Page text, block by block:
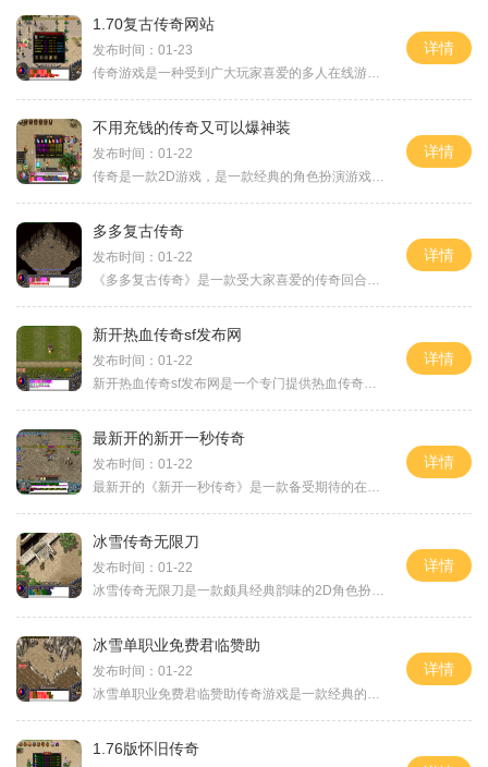
1.70复古传奇网站
发布时间：01-23
传奇游戏是一种受到广大玩家喜爱的多人在线游戏，可以体验到刺激的战斗、丰富的职业选择和充满挑战的副本任务。而70复古传奇网站作为传奇游戏中的一款经典版本，更加深受广大玩
详情
不用充钱的传奇又可以爆神装
发布时间：01-22
传奇是一款2D游戏，是一款经典的角色扮演游戏。作为一款经典的2D游戏，传奇以其独特的画面风格和刺激的玩法吸引了无数玩家。在这个游戏中，玩家可以体验到万人在线的激情对战和
详情
多多复古传奇
发布时间：01-22
《多多复古传奇》是一款受大家喜爱的传奇回合制角色扮演游戏。与其他传奇游戏相比，它具有独特的复古风格和精彩的玩法。下面，我们就来详细了解一下这款游戏的具体情况和玩法
详情
新开热血传奇sf发布网
发布时间：01-22
新开热血传奇sf发布网是一个专门提供热血传奇私服游戏服务的网站。热血传奇是一款具有悠久历史和广大玩家群体的经典游戏，经过多年的发展和改进，形成了独特的游戏玩法和世界观
详情
最新开的新开一秒传奇
发布时间：01-22
最新开的《新开一秒传奇》是一款备受期待的在线游戏。该游戏继承了经典传奇游戏的核心玩法，同时融入了一些创新元素，为玩家带来了全新的游戏体验。《新开一秒传奇》的游戏画
详情
冰雪传奇无限刀
发布时间：01-22
冰雪传奇无限刀是一款颇具经典韵味的2D角色扮演游戏，它以其独特的玩法和丰富的内容吸引了众多玩家的关注和喜爱。作为一款万人在线的传奇游戏，它融合了丰富的元素，让玩家们能
详情
冰雪单职业免费君临赞助
发布时间：01-22
冰雪单职业免费君临赞助传奇游戏是一款经典的2D角色扮演游戏，在这个游戏中，玩家可以与万人在线一起互动，体验独特的游戏乐趣。游戏中有许多酷炫的装备，如项链、面巾、军鼓、
详情
1.76版怀旧传奇